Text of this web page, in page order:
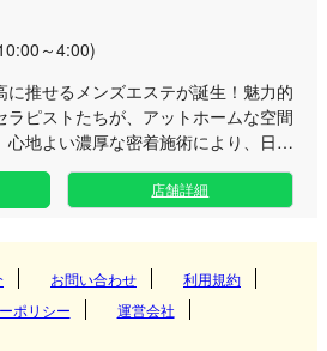
～4:00)
に推せるメンズエステが誕生！魅力的
ラピストたちが、アットホームな空間
心地よい濃厚な密着施術により、日々
の癒やしへと導きます。 当店は、華
なリラクゼーションを融合させた、非
メンバーばかり。それぞれが趣向を凝
楽しい会話とぬくもりのある丁寧なア
く解きほぐしていきます。 メンズエ
も、自然と笑顔になれる温かい雰囲気
店舗詳細
お問い合わせ
利用規約
ポリシー
運営会社